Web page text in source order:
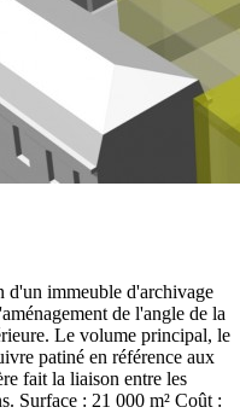
d'un immeuble d'archivage
de l'angle de la
Le volume principal, le
patiné en référence aux
fait la liaison entre les
Surface : 21 000 m² Coût :